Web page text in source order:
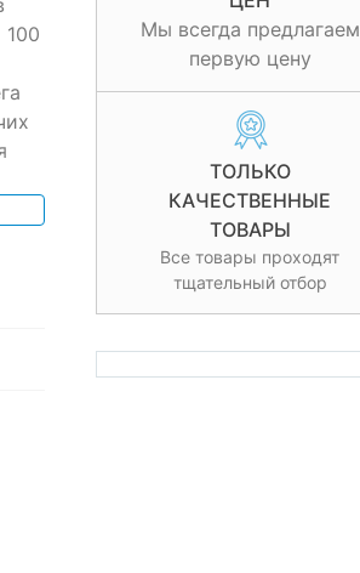
Мы всегда предлагаем
первую цену
ТОЛЬКО
КАЧЕСТВЕННЫЕ
ТОВАРЫ
Все товары проходят
тщательный отбор